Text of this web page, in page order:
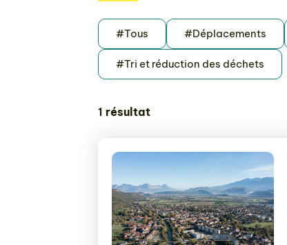
#Tous #Déplacements
#Tri et réduction des déchets
1 résultat